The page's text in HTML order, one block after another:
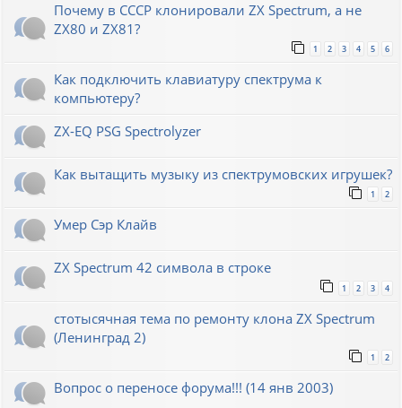
Почему в СССР клонировали ZX Spectrum, а не
ZX80 и ZX81?
1 2 3 4 5 6
Как подключить клавиатуру спектрума к
компьютеру?
ZX-EQ PSG Spectrolyzer
Как вытащить музыку из спектрумовских игрушек?
1 2
Умер Сэр Клайв
ZX Spectrum 42 символа в строке
1 2 3 4
стотысячная тема по ремонту клона ZX Spectrum
(Ленинград 2)
1 2
Вопрос о переносе форума!!! (14 янв 2003)